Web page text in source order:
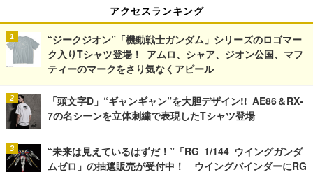
アクセスランキング
“ジークジオン”「機動戦士ガンダム」シリーズのロゴマー
ク入りTシャツ登場！ アムロ、シャア、ジオン公国、マフ
ティーのマークをさり気なくアピール
「頭文字D」“ギャンギャン”を大胆デザイン!! AE86＆RX-
7の名シーンを立体刺繍で表現したTシャツ登場
“未来は見えているはずだ！”「RG 1/144 ウイングガンダ
ムゼロ」の抽選販売が受付中！ ウイングバインダーにRG